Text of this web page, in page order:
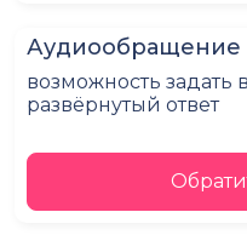
Аудиообращение
возможность задать
развёрнутый ответ